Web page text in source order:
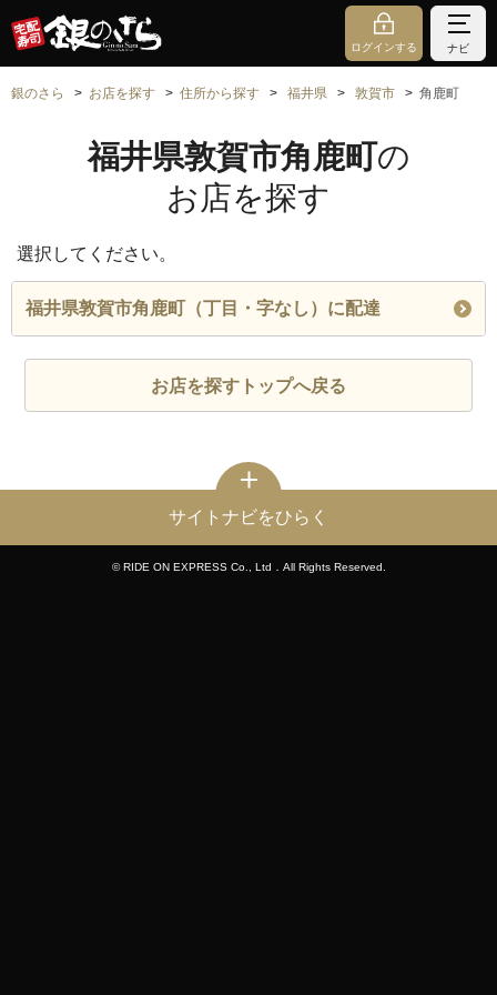
ログインする ナビ
銀のさら お店を探す 住所から探す 福井県 敦賀市 角鹿町
福井県敦賀市角鹿町の
お店を探す
選択してください。
福井県敦賀市角鹿町（丁目・字なし）に配達
お店を探すトップへ戻る
サイトナビをひらく
© RIDE ON EXPRESS Co., Ltd．All Rights Reserved.